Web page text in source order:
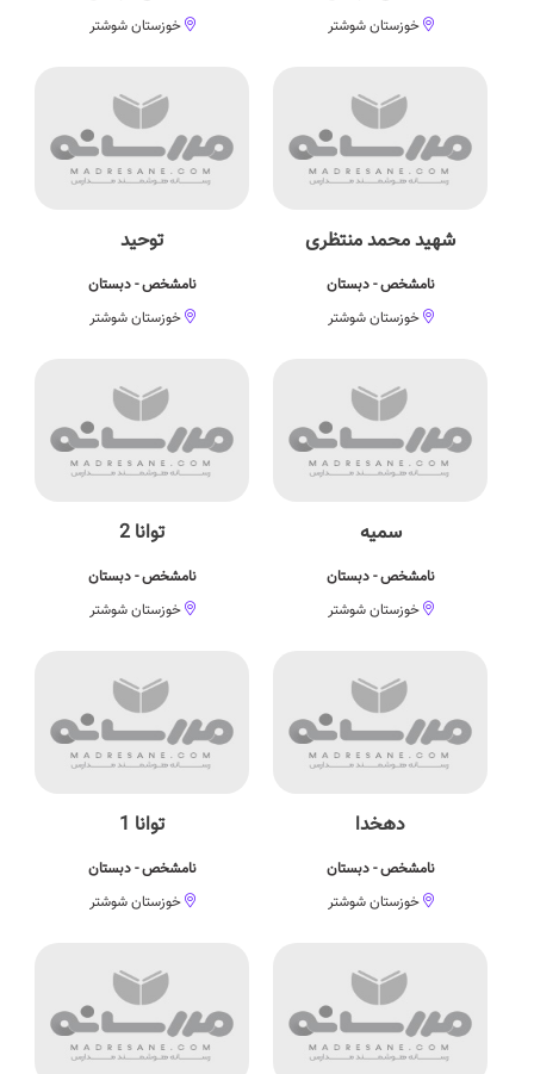
خوزستان شوشتر
خوزستان شوشتر
شهید محمد منتظری
نامشخص - دبستان
خوزستان شوشتر
توحید
نامشخص - دبستان
خوزستان شوشتر
سمیه
نامشخص - دبستان
خوزستان شوشتر
توانا 2
نامشخص - دبستان
خوزستان شوشتر
دهخدا
نامشخص - دبستان
خوزستان شوشتر
توانا 1
نامشخص - دبستان
خوزستان شوشتر